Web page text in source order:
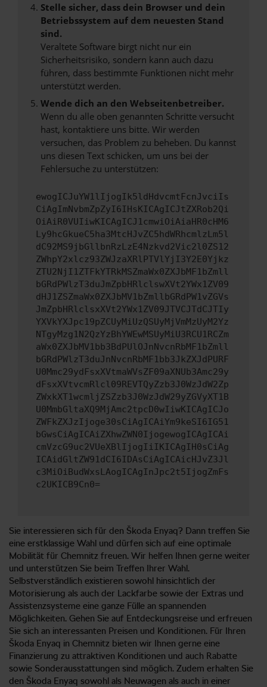
Stelle sicher, dass dein Browser und dein
Betriebssystem auf dem neuesten Stand
sind.
Veraltete Software birgt nicht nur ein
Sicherheitsrisiko, sondern kann auch dazu
führen, dass bestimmte Funktionen nicht mehr
unterstützt werden.
Wende dich an den Webseitenbetreiber.
Wenn du alle oben genannten Schritte versucht
hast, kontaktiere uns bitte. Wir werden
versuchen, das Problem zu beheben. Du kannst
uns diesen Text schicken, um uns bei der
Fehlersuche zu unterstützen:
ewogICJuYW1lIjogIk5ldHdvcmtFcnJvciIs
CiAgImNvbmZpZyI6IHsKICAgICJtZXRob2Qi
OiAiR0VUIiwKICAgICJ1cmwiOiAiaHR0cHM6
Ly9hcGkueC5ha3MtcHJvZC5hdWRhcmlzLm5l
dC92MS9jbGllbnRzLzE4Nzkvd2Vic2l0ZS12
ZWhpY2xlcz93ZWJzaXRlPTVlYjI3Y2E0Yjkz
ZTU2NjI1ZTFkYTRkMSZmaWx0ZXJbMF1bZmll
bGRdPWlzT3duJmZpbHRlclswXVt2YWx1ZV09
dHJ1ZSZmaWx0ZXJbMV1bZmllbGRdPW1vZGVs
JmZpbHRlclsxXVt2YWx1ZV09JTVCJTdCJTIy
YXVkYXJpc19pZCUyMiUzQSUyMjVmMzUyM2Yz
NTgyMzg1N2QzYzBhYWEwMSUyMiU3RCU1RCZm
aWx0ZXJbMV1bb3BdPUlOJnNvcnRbMF1bZmll
bGRdPWlzT3duJnNvcnRbMF1bb3JkZXJdPURF
U0Mmc29ydFsxXVtmaWVsZF09aXNUb3Amc29y
dFsxXVtvcmRlcl09REVTQyZzb3J0WzJdW2Zp
ZWxkXT1wcmljZSZzb3J0WzJdW29yZGVyXT1B
U0MmbGltaXQ9MjAmc2tpcD0wIiwKICAgICJo
ZWFkZXJzIjoge30sCiAgICAiYm9keSI6IG51
bGwsCiAgICAiZXhwZWN0IjogewogICAgICAi
cmVzcG9uc2VUeXBlIjogIiIKICAgIH0sCiAg
ICAidGltZW91dCI6IDAsCiAgICAicHJvZ3Jl
c3MiOiBudWxsLAogICAgInJpc2t5IjogZmFs
c2UKICB9Cn0=
Sie interessieren sich für den Škoda Enyaq? Dann treffen Sie
eine erstklassige Wahl und dürfen sich auf eine optimale
Mobilität für Chemnitz freuen. Wir helfen Ihnen gerne weiter
und unterstützen Sie beim Treffen Ihrer Wahl.
Selbstverständlich existieren sowohl hinsichtlich der
Motorisierung als auch der Lackfarbe sowie der Extras und
Assistenzsysteme eine ganze Fülle an spannenden
Möglichkeiten. Gehen Sie auf Entdeckungsreise und erfreuen
Sie sich an interessanten Preisen und Konditionen. Für Ihren
Škoda Enyaq in Chemnitz bieten wir Ihnen gerne eine
Finanzierung zu attraktiven Konditionen und auch Rabatte
sowie Sonderausstattungen sind möglich. Zudem erhalten Sie
den Škoda Enyaq sowohl als Neuwagen als auch in einer